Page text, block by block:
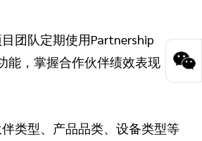
团队定期使用Partnership
能，掌握合作伙伴绩效表现，及
类型、产品品类、设备类型等